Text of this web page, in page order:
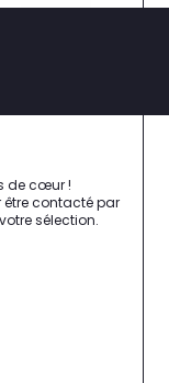
de cœur !
contacté par
sélection.